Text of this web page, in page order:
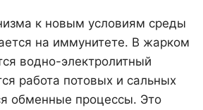
к новым условиям среды
на иммунитете. В жарком
водно-электролитный
работа потовых и сальных
обменные процессы. Это